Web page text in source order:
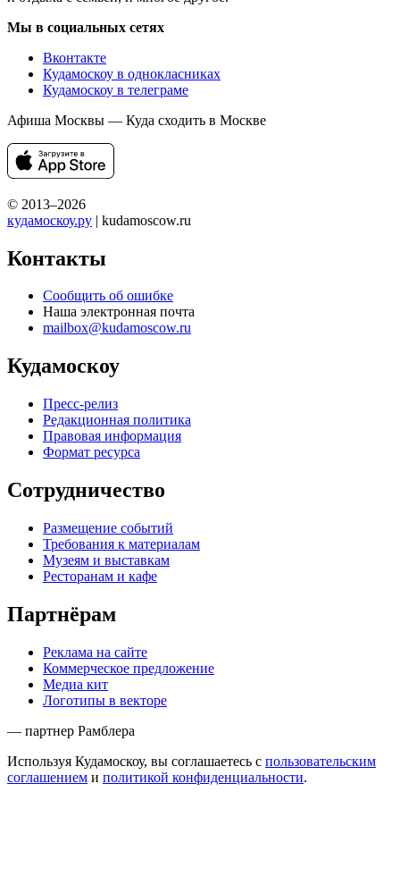
Мы в социальных сетях
Вконтакте
Кудамоскоу в однокласниках
Кудамоскоу в телеграме
Афиша Москвы — Куда сходить в Москве
© 2013–2026
кудамоскоу.ру | kudamoscow.ru
Контакты
Сообщить об ошибке
Наша электронная почта
mailbox@kudamoscow.ru
Кудамоскоу
Пресс-релиз
Редакционная политика
Правовая информация
Формат ресурса
Сотрудничество
Размещение событий
Требования к материалам
Музеям и выставкам
Ресторанам и кафе
Партнёрам
Реклама на сайте
Коммерческое предложение
Медиа кит
Логотипы в векторе
— партнер Рамблера
Используя Кудамоскоу, вы соглашаетесь с пользовательским
соглашением и политикой конфиденциальности.